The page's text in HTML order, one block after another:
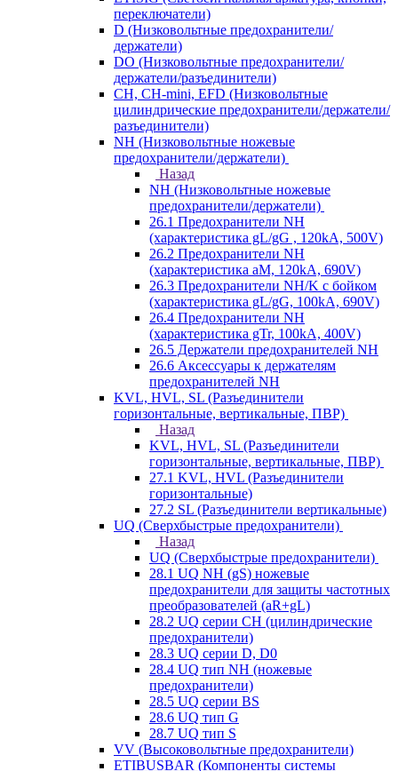
переключатели)
D (Низковольтные предохранители/
держатели)
DO (Низковольтные предохранители/
держатели/разъединители)
CH, CH-mini, EFD (Низковольтные
цилиндрические предохранители/держатели/
разъединители)
NH (Низковольтные ножевые
предохранители/держатели)
Назад
NH (Низковольтные ножевые
предохранители/держатели)
26.1 Предохранители NH
(характеристика gL/gG , 120kA, 500V)
26.2 Предохранители NH
(характеристика aM, 120kA, 690V)
26.3 Предохранители NH/K с бойком
(характеристика gL/gG, 100kA, 690V)
26.4 Предохранители NH
(характеристика gTr, 100kA, 400V)
26.5 Держатели предохранителей NH
26.6 Аксессуары к держателям
предохранителей NH
KVL, HVL, SL (Разъединители
горизонтальные, вертикальные, ПВР)
Назад
KVL, HVL, SL (Разъединители
горизонтальные, вертикальные, ПВР)
27.1 KVL, HVL (Разъединители
горизонтальные)
27.2 SL (Разъединители вертикальные)
UQ (Сверхбыстрые предохранители)
Назад
UQ (Сверхбыстрые предохранители)
28.1 UQ NH (gS) ножевые
предохранители для защиты частотных
преобразователей (aR+gL)
28.2 UQ серии CH (цилиндрические
предохранители)
28.3 UQ серии D, D0
28.4 UQ тип NH (ножевые
предохранители)
28.5 UQ серии BS
28.6 UQ тип G
28.7 UQ тип S
VV (Высоковольтные предохранители)
ETIBUSBAR (Компоненты системы